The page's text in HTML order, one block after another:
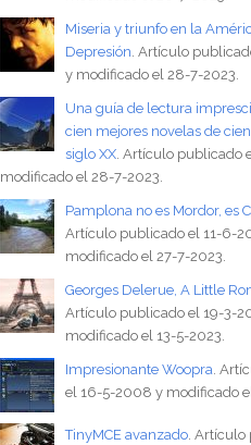
Miseria y triunfo en la
Depresión. Artículo
y modificado el 28-7-2023.
Una guía de lectura
cien mejores novelas de
siglo XX. Artículo publicado
modificado el 28-7-2023.
Pamplona no es Mordor, es
Artículo publicado el 11-6-
modificado el 27-7-2023.
Georges Delerue, A Little
Artículo publicado el 19-3-
modificado el 13-5-2023.
Impresionante Woopra.
el 16-5-2008 y modificado
TinyMCE avanzado. Artículo